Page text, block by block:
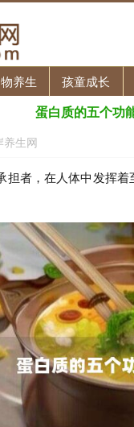
养生 孩童成长
蛋白质的五个功
养生网
担者，在人体中发挥